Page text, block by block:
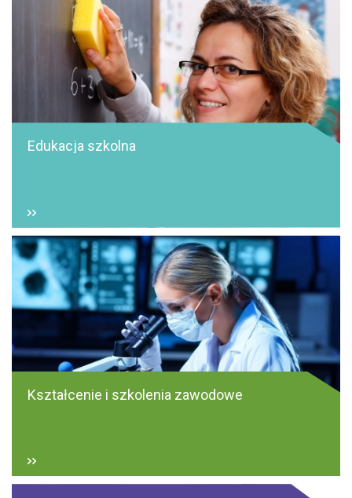
Edukacja szkolna
Kształcenie i szkolenia zawodowe